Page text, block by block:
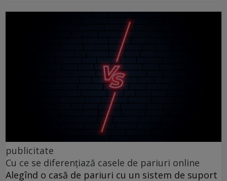
publicitate
Cu ce se diferențiază casele de pariuri online
Alegînd o casă de pariuri cu un sistem de suport